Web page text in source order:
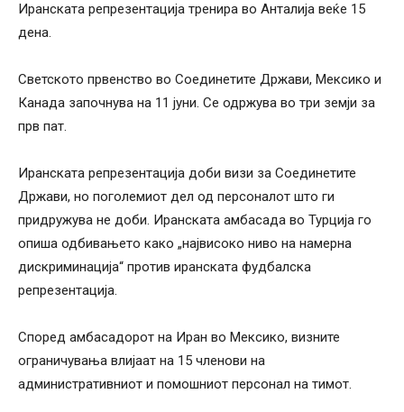
Иранската репрезентација тренира во Анталија веќе 15
дена.
Светското првенство во Соединетите Држави, Мексико и
Канада започнува на 11 јуни. Се одржува во три земји за
прв пат.
Иранската репрезентација доби визи за Соединетите
Држави, но поголемиот дел од персоналот што ги
придружува не доби. Иранската амбасада во Турција го
опиша одбивањето како „највисоко ниво на намерна
дискриминација“ против иранската фудбалска
репрезентација.
Според амбасадорот на Иран во Мексико, визните
ограничувања влијаат на 15 членови на
административниот и помошниот персонал на тимот.